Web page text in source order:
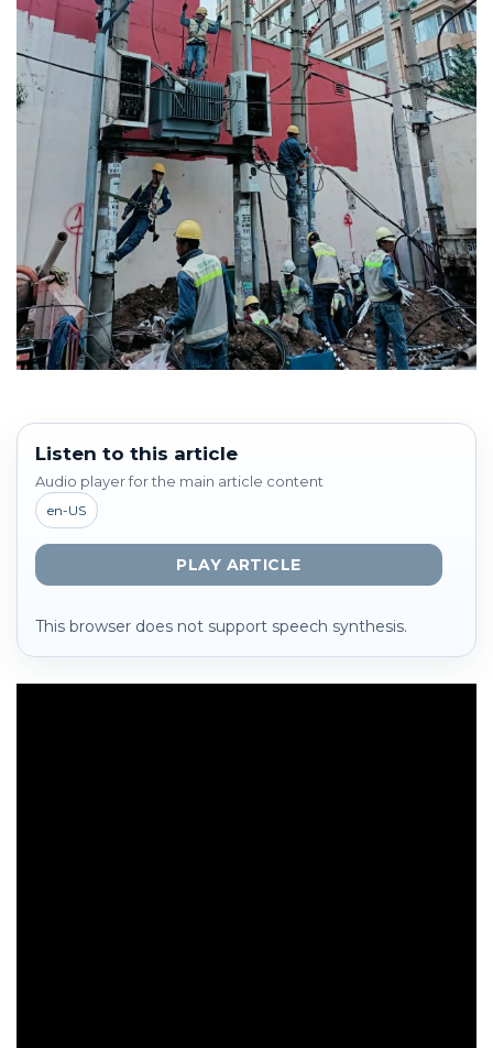
Listen to this article
Audio player for the main article content
en-US
PLAY ARTICLE
This browser does not support speech synthesis.